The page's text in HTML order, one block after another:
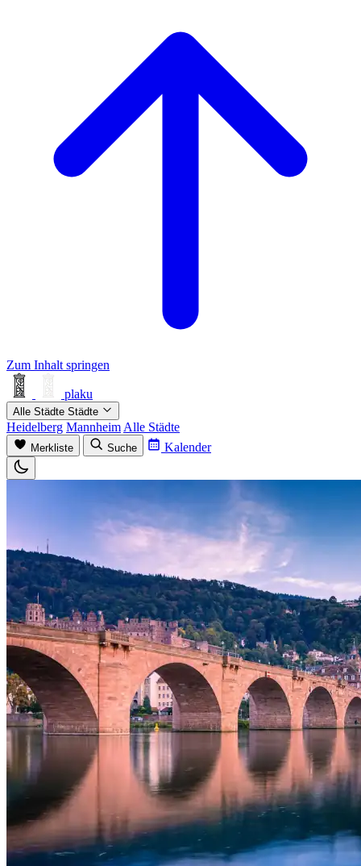
Zum Inhalt springen
plaku
Alle Städte Städte
Heidelberg Mannheim Alle Städte
Merkliste Suche Kalender